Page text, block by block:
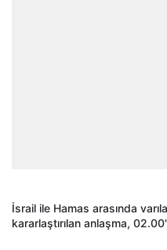
İsrail ile Hamas arasında
kararlaştırılan anlaşma,